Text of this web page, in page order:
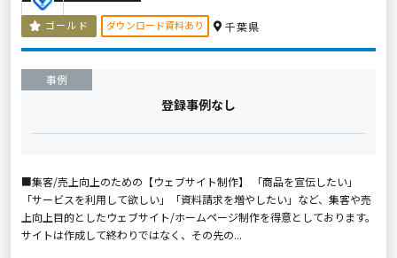
ゴールド ダウンロード資料あり 千葉県
事例
登録事例なし
■集客/売上向上のための【ウェブサイト制作】 「商品を宣伝したい」
「サービスを利用して欲しい」「資料請求を増やしたい」など、集客や売
上向上目的としたウェブサイト/ホームページ制作を得意としております。
サイトは作成して終わりではなく、その先の...